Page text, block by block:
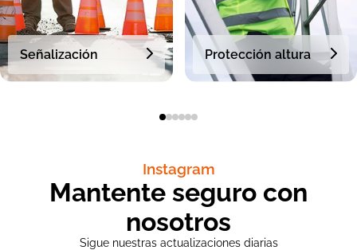
Señalización Protección altura
Instagram
Mantente seguro con
nosotros
Sigue nuestras actualizaciones diarias